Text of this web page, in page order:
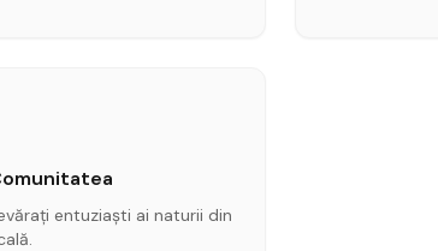
entuziaști ai naturii din